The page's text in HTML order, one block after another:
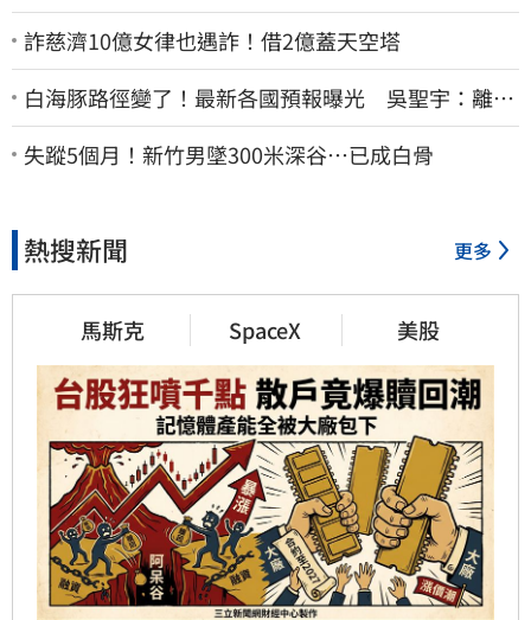
詐慈濟10億女律也遇詐！借2億蓋天空塔
白海豚路徑變了！最新各國預報曝光 吳聖宇：離台
灣又更近一點
失蹤5個月！新竹男墜300米深谷…已成白骨
熱搜新聞 更多
馬斯克 SpaceX 美股